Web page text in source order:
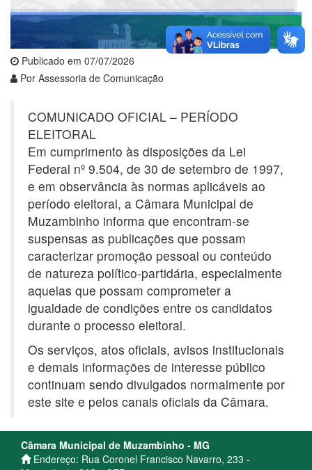
Publicado em 07/07/2026
Por Assessoria de Comunicação
COMUNICADO OFICIAL – PERÍODO
ELEITORAL
Em cumprimento às disposições da Lei
Federal nº 9.504, de 30 de setembro de 1997,
e em observância às normas aplicáveis ao
período eleitoral, a Câmara Municipal de
Muzambinho informa que encontram-se
suspensas as publicações que possam
caracterizar promoção pessoal ou conteúdo
de natureza político-partidária, especialmente
aquelas que possam comprometer a
igualdade de condições entre os candidatos
durante o processo eleitoral.
Os serviços, atos oficiais, avisos institucionais
e demais informações de interesse público
continuam sendo divulgados normalmente por
este site e pelos canais oficiais da Câmara.
Câmara Municipal de Muzambinho - MG
Endereço: Rua Coronel Francisco Navarro, 233 -